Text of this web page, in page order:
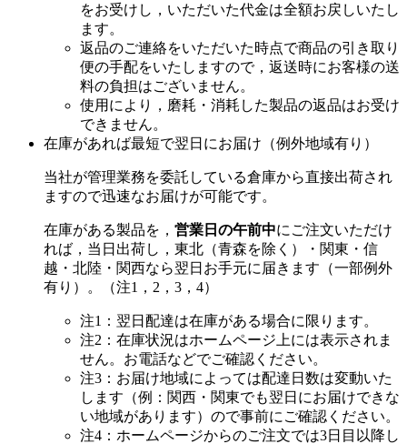
をお受けし，いただいた代金は全額お戻しいたし
ます。
返品のご連絡をいただいた時点で商品の引き取り
便の手配をいたしますので，返送時にお客様の送
料の負担はございません。
使用により，磨耗・消耗した製品の返品はお受け
できません。
在庫があれば最短で翌日にお届け（例外地域有り）
当社が管理業務を委託している倉庫から直接出荷され
ますので迅速なお届けが可能です。
在庫がある製品を， 営業日の午前中にご注文いただけ
れば，当日出荷し，東北（青森を除く）・関東・信
越・北陸・関西なら翌日お手元に届きます（一部例外
有り）。（注1，2，3，4）
注1：翌日配達は在庫がある場合に限ります。
注2：在庫状況はホームページ上には表示されま
せん。お電話などでご確認ください。
注3：お届け地域によっては配達日数は変動いた
します（例：関西・関東でも翌日にお届けできな
い地域があります）ので事前にご確認ください。
注4：ホームページからのご注文では3日目以降し